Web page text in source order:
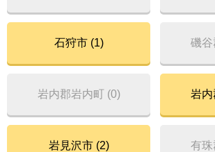
石狩市 (1) 磯谷
岩内郡岩内町 (0) 岩内
岩見沢市 (2) 有珠